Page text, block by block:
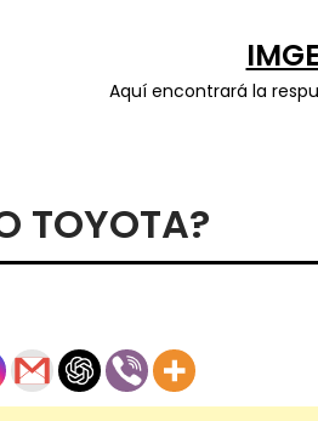
Aquí encontrará la
TOYOTA?